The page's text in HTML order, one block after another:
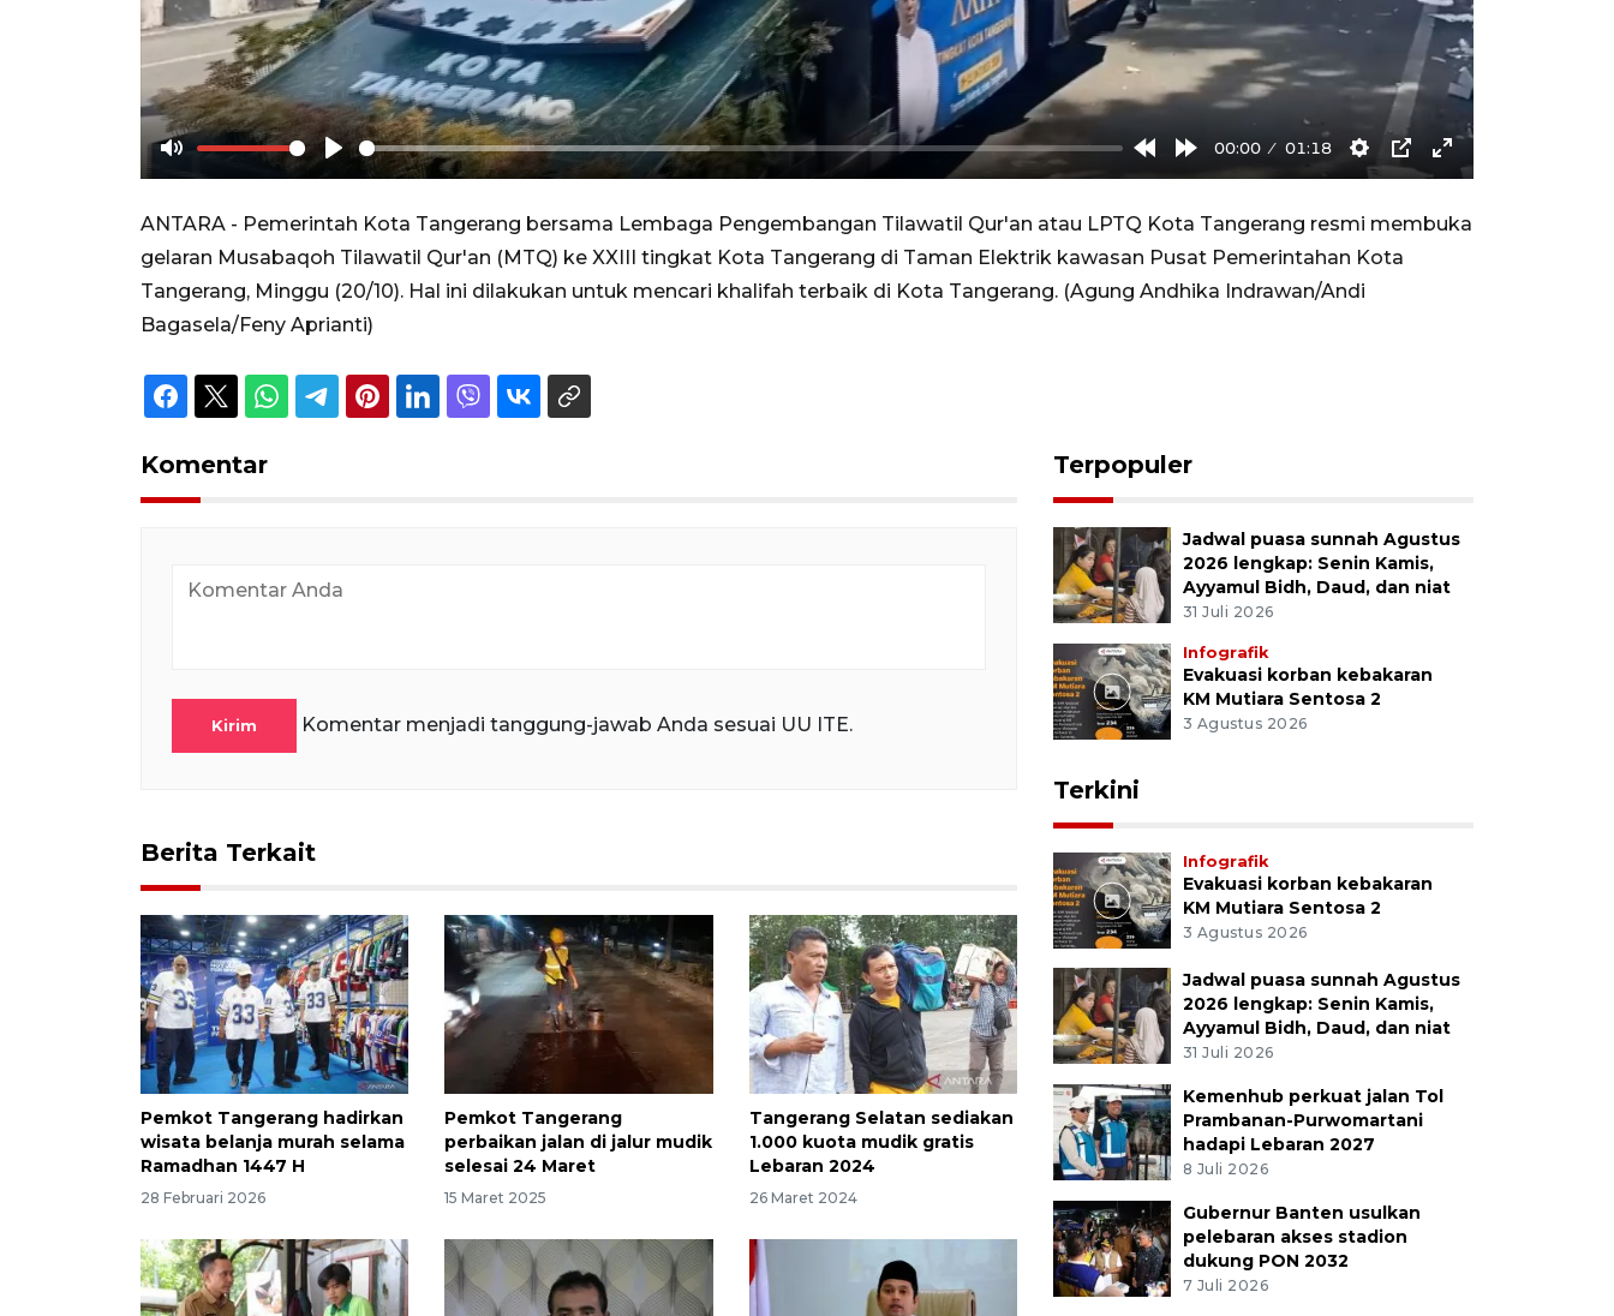
Mute Play
RewindForward
00:00 01:18
Settings
PIP Enter
ANTARA - Pemerintah Kota Tangerang bersama Lembaga Pengembangan Tilawatil Qur'an atau LPTQ Kota Tangerang resmi membuka
gelaran Musabaqoh Tilawatil Qur'an (MTQ) ke XXIII tingkat Kota Tangerang di Taman Elektrik kawasan Pusat Pemerintahan Kota
Tangerang, Minggu (20/10). Hal ini dilakukan untuk mencari khalifah terbaik di Kota Tangerang. (Agung Andhika Indrawan/Andi
Bagasela/Feny Aprianti)
Komentar
Kirim Komentar menjadi tanggung-jawab Anda sesuai UU ITE.
Berita Terkait
Pemkot Tangerang hadirkan
wisata belanja murah selama
Ramadhan 1447 H
28 Februari 2026
Pemkot Tangerang
perbaikan jalan di jalur mudik
selesai 24 Maret
15 Maret 2025
Tangerang Selatan sediakan
1.000 kuota mudik gratis
Lebaran 2024
26 Maret 2024
Terpopuler
Jadwal puasa sunnah Agustus
2026 lengkap: Senin Kamis,
Ayyamul Bidh, Daud, dan niat
31 Juli 2026
Infografik
Evakuasi korban kebakaran
KM Mutiara Sentosa 2
3 Agustus 2026
Terkini
Infografik
Evakuasi korban kebakaran
KM Mutiara Sentosa 2
3 Agustus 2026
Jadwal puasa sunnah Agustus
2026 lengkap: Senin Kamis,
Ayyamul Bidh, Daud, dan niat
31 Juli 2026
Kemenhub perkuat jalan Tol
Prambanan-Purwomartani
hadapi Lebaran 2027
8 Juli 2026
Gubernur Banten usulkan
pelebaran akses stadion
dukung PON 2032
7 Juli 2026